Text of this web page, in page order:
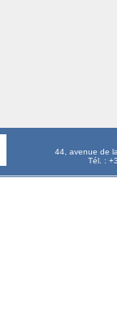
44, avenue de
Tél. :